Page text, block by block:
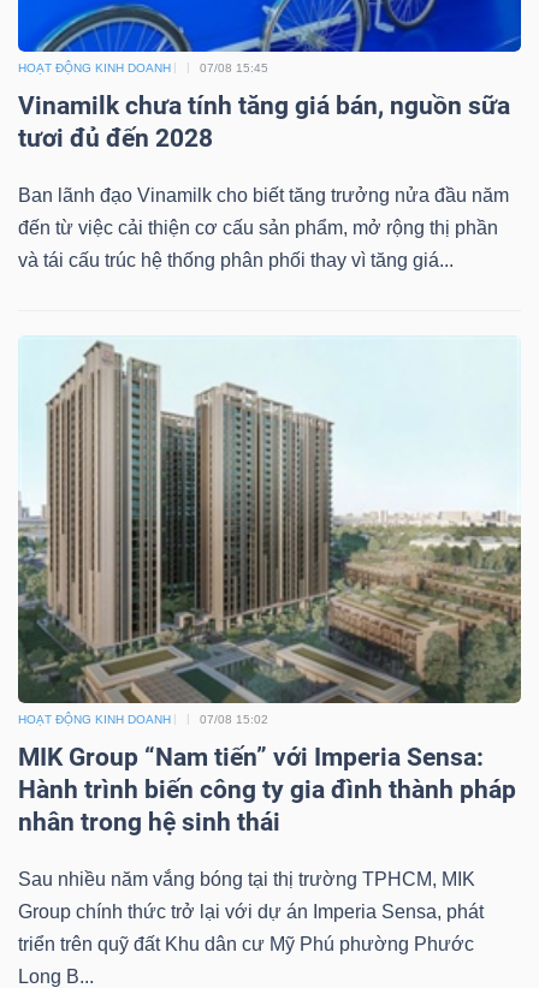
HOẠT ĐỘNG KINH DOANH 07/08 15:45
Vinamilk chưa tính tăng giá bán, nguồn sữa
tươi đủ đến 2028
Ban lãnh đạo Vinamilk cho biết tăng trưởng nửa đầu năm
đến từ việc cải thiện cơ cấu sản phẩm, mở rộng thị phần
và tái cấu trúc hệ thống phân phối thay vì tăng giá...
HOẠT ĐỘNG KINH DOANH 07/08 15:02
MIK Group “Nam tiến” với Imperia Sensa:
Hành trình biến công ty gia đình thành pháp
nhân trong hệ sinh thái
Sau nhiều năm vắng bóng tại thị trường TPHCM, MIK
Group chính thức trở lại với dự án Imperia Sensa, phát
triển trên quỹ đất Khu dân cư Mỹ Phú phường Phước
Long B...